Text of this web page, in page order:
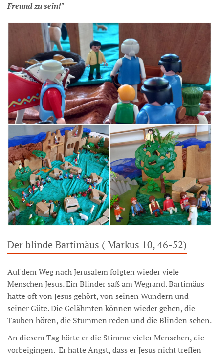
Freund zu sein!"
Der blinde Bartimäus ( Markus 10, 46-52)
Auf dem Weg nach Jerusalem folgten wieder viele
Menschen Jesus. Ein Blinder saß am Wegrand. Bartimäus
hatte oft von Jesus gehört, von seinen Wundern und
seiner Güte. Die Gelähmten können wieder gehen, die
Tauben hören, die Stummen reden und die Blinden sehen.
An diesem Tag hörte er die Stimme vieler Menschen, die
vorbeigingen. Er hatte Angst, dass er Jesus nicht treffen